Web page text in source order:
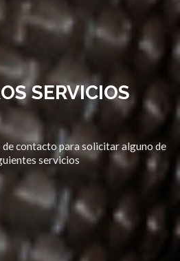
SERVICIOS
contacto para solicitar alguno de
servicios